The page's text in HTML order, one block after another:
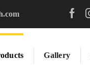
Gallery